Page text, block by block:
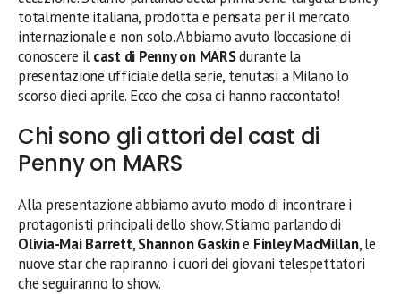
totalmente italiana, prodotta e pensata per il mercato
internazionale e non solo. Abbiamo avuto l’occasione di
conoscere il cast di Penny on MARSdurante la
presentazione ufficiale della serie, tenutasi a Milano lo
scorso dieci aprile. Ecco che cosa ci hanno raccontato!
Chi sono gli attori del cast di
Penny on MARS
Alla presentazione abbiamo avuto modo di incontrare i
protagonisti principali dello show. Stiamo parlando di
Olivia-Mai Barrett,Shannon Gaskine Finley MacMillan, le
nuove star che rapiranno i cuori dei giovani telespettatori
che seguiranno lo show.